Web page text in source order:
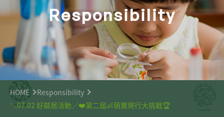
Responsibility
HOME
Responsibility
＼07.02 好鄰居活動／❤️第二屆👶萌寶爬行大挑戰🏆